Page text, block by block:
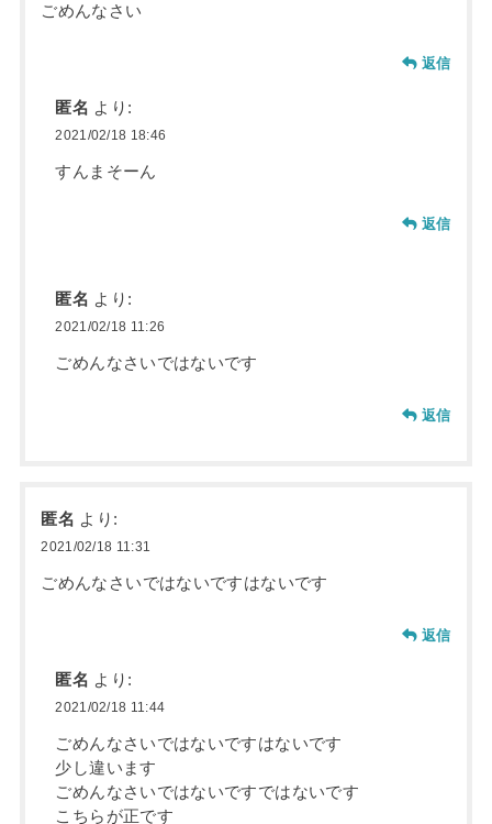
ごめんなさい
返信
匿名 より:
2021/02/18 18:46
すんまそーん
返信
匿名 より:
2021/02/18 11:26
ごめんなさいではないです
返信
匿名 より:
2021/02/18 11:31
ごめんなさいではないですはないです
返信
匿名 より:
2021/02/18 11:44
ごめんなさいではないですはないです
少し違います
ごめんなさいではないですではないです
こちらが正です